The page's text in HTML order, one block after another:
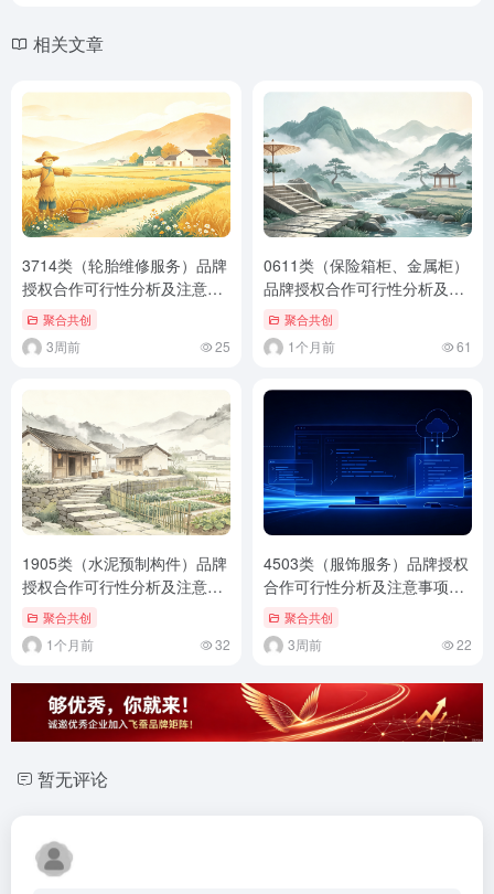
相关文章
3714类（轮胎维修服务）品牌
授权合作可行性分析及注意事
项（通用标准版）
聚合共创
3周前 25
0611类（保险箱柜、金属柜）
品牌授权合作可行性分析及注
意事项（通用标准版）
聚合共创
1个月前 61
1905类（水泥预制构件）品牌
授权合作可行性分析及注意事
项（通用标准版）
聚合共创
1个月前 32
4503类（服饰服务）品牌授权
合作可行性分析及注意事项
（通用标准版）
聚合共创
3周前 22
暂无评论